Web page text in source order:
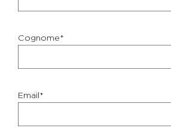
Cognome*
Email*